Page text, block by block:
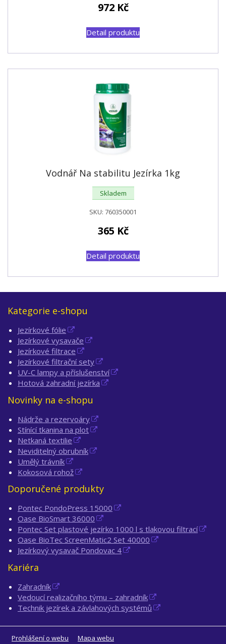
972 Kč
Detail produktu
Vodnář Na stabilitu Jezírka 1kg
Skladem
SKU: 760350001
365 Kč
Detail produktu
Kategorie e-shopu
Jezírkové fólie
Jezírkové vysavače
Jezírkové filtrace
Jezírkové filtrační sety
UV-C lampy a příslušenství
Hotová zahradní jezírka
Novinky na e-shopu
Nádrže a rezervoáry
Stínící tkanina na plot
Netkaná textilie
Neviditelný obrubník
Umělý trávník
Kokosová rohož
Doporučené produkty
Pontec PondoPress 15000
Oase BioSmart 36000
Pontec Set plastové jezírko 1000 l s tlakovou filtrací
Oase BioTec ScreenMatic2 Set 40000
Jezírkový vysavač Pondovac 4
Kariéra
Zahradník
Vedoucí realizačního týmu – zahradník
Technik jezírek a závlahových systémů
Prohlášení o webu Mapa webu